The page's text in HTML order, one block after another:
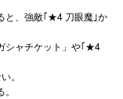
と、強敵｢★4 刀眼魔｣か
シャチケット」や｢★4
。